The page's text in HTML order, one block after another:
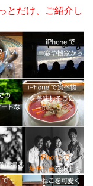
とだけ、ご紹介し